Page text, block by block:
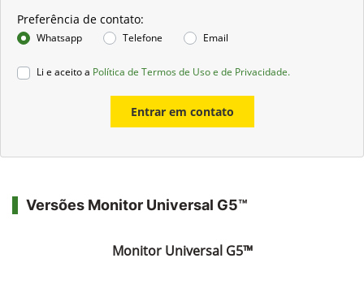
Preferência de contato:
Whatsapp Telefone Email
Li e aceito a Política de Termos de Uso e de Privacidade.
Entrar em contato
Versões Monitor Universal G5™
Monitor Universal G5™